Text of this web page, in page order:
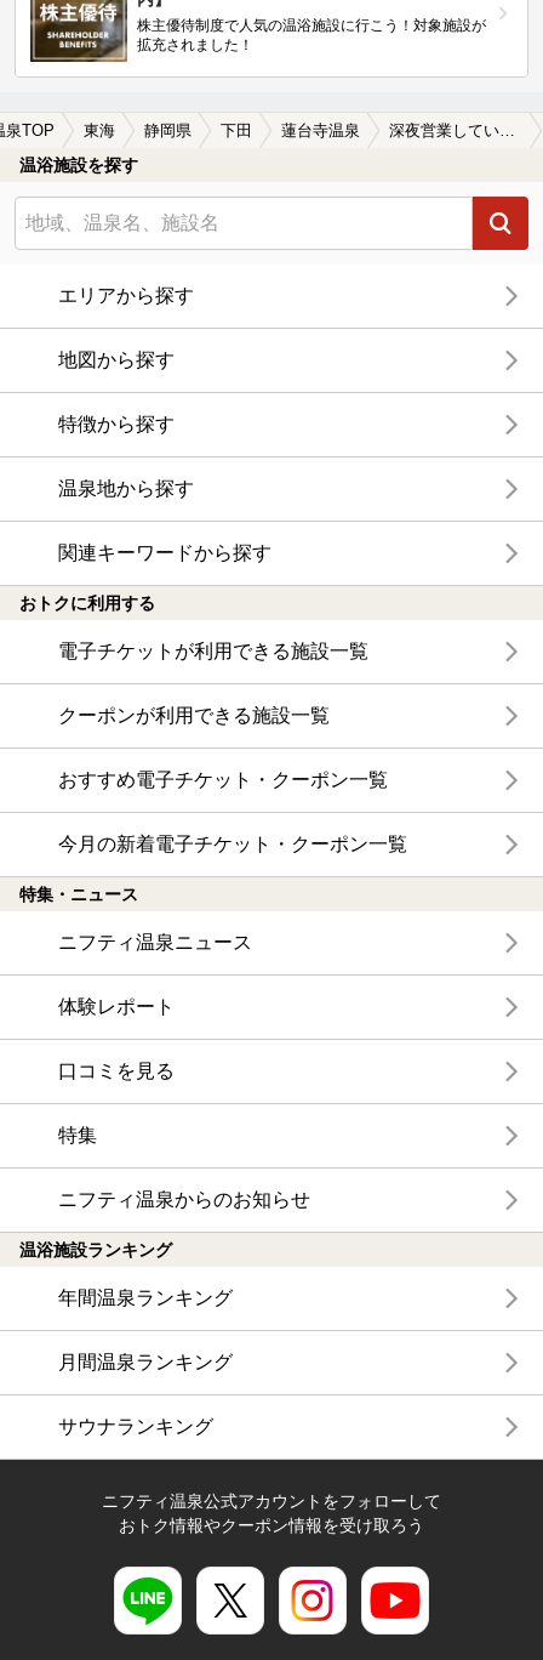
株主優待制度で人気の温浴施設に行こう！対象施設が
拡充されました！
泉TOP 東海 静岡県 下田 蓮台寺温泉 深夜営業している蓮台寺温泉の温泉、日帰り温泉、スーパー銭湯おすすめ
温浴施設を探す
エリアから探す
地図から探す
特徴から探す
温泉地から探す
関連キーワードから探す
おトクに利用する
電子チケットが利用できる施設一覧
クーポンが利用できる施設一覧
おすすめ電子チケット・クーポン一覧
今月の新着電子チケット・クーポン一覧
特集・ニュース
ニフティ温泉ニュース
体験レポート
口コミを見る
特集
ニフティ温泉からのお知らせ
温浴施設ランキング
年間温泉ランキング
月間温泉ランキング
サウナランキング
ニフティ温泉公式アカウントをフォローして
おトク情報やクーポン情報を受け取ろう